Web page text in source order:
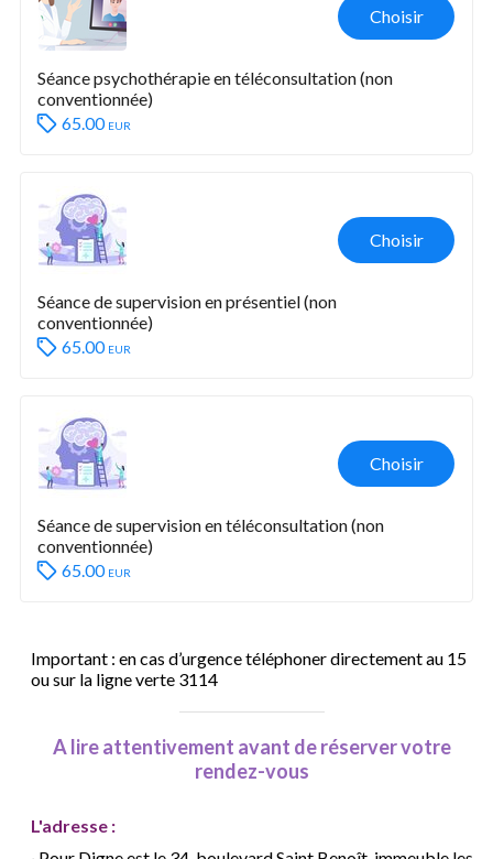
Choisir
Séance psychothérapie en téléconsultation (non
conventionnée)
65.00 eur
Choisir
Séance de supervision en présentiel (non
conventionnée)
65.00 eur
Choisir
Séance de supervision en téléconsultation (non
conventionnée)
65.00 eur
Important : en cas d’urgence téléphoner directement au 15
ou sur la ligne verte 3114
A lire attentivement avant de réserver votre
rendez-vous
L'adresse :